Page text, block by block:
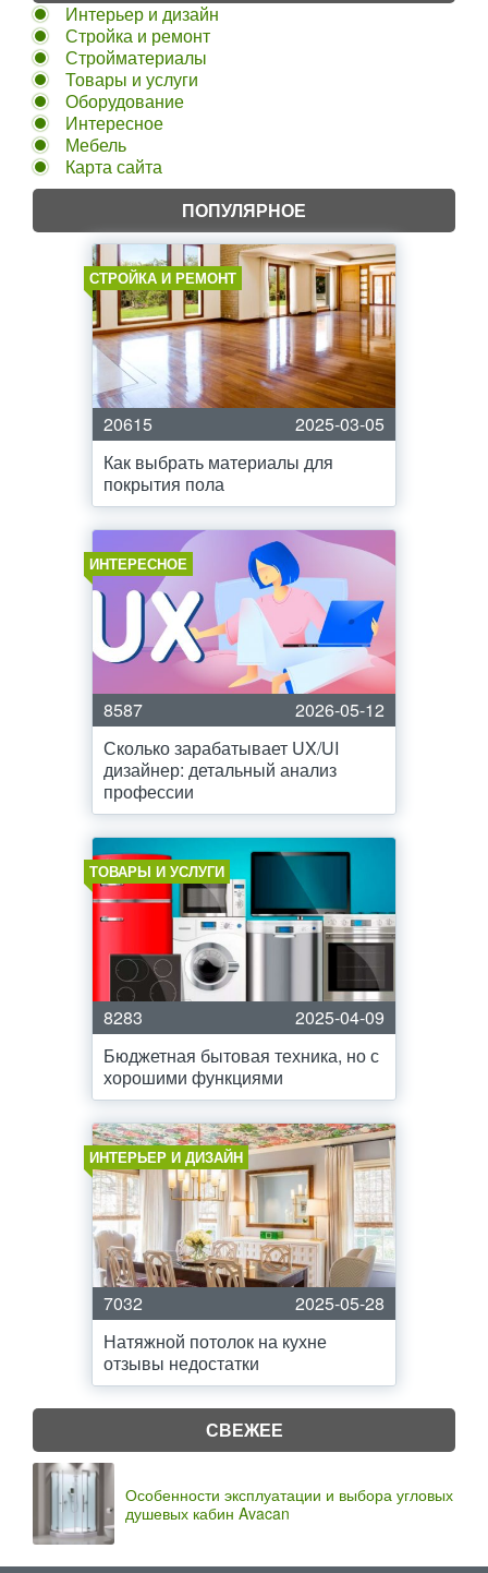
Интерьер и дизайн
Стройка и ремонт
Стройматериалы
Товары и услуги
Оборудование
Интересное
Мебель
Карта сайта
ПОПУЛЯРНОЕ
СТРОЙКА И РЕМОНТ
20615
2025-03-05
Как выбрать материалы для
покрытия пола
ИНТЕРЕСНОЕ
8587
2026-05-12
Сколько зарабатывает UX/UI
дизайнер: детальный анализ
профессии
ТОВАРЫ И УСЛУГИ
8283
2025-04-09
Бюджетная бытовая техника, но с
хорошими функциями
ИНТЕРЬЕР И ДИЗАЙН
7032
2025-05-28
Натяжной потолок на кухне
отзывы недостатки
СВЕЖЕЕ
Особенности эксплуатации и выбора угловых
душевых кабин Avacan